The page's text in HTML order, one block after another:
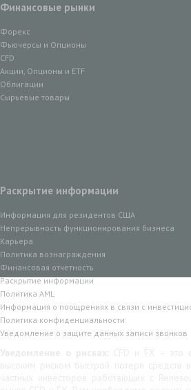
Финансовые рынки
Форекс
Фьючерсы и Опционы
CFD
Акции, Опционы и ETF
Облигации
Сырьевые товары
Раскрытие информации
Информация для резидентов США
Непрерывность функционирования бизнеса
Карьера
Политика вознаграждения
Финансовая отчетность
Раскрытие информации
Политика AML
Информация о поощрениях в связи с
Политика конфиденциальности
Уведомление о защите данных записи звонков